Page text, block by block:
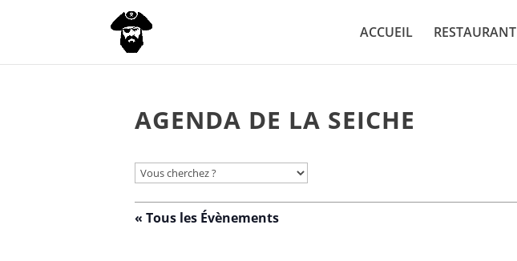
ACCUEIL RESTAURANT
AGENDA DE LA SEICHE
« Tous les Évènements